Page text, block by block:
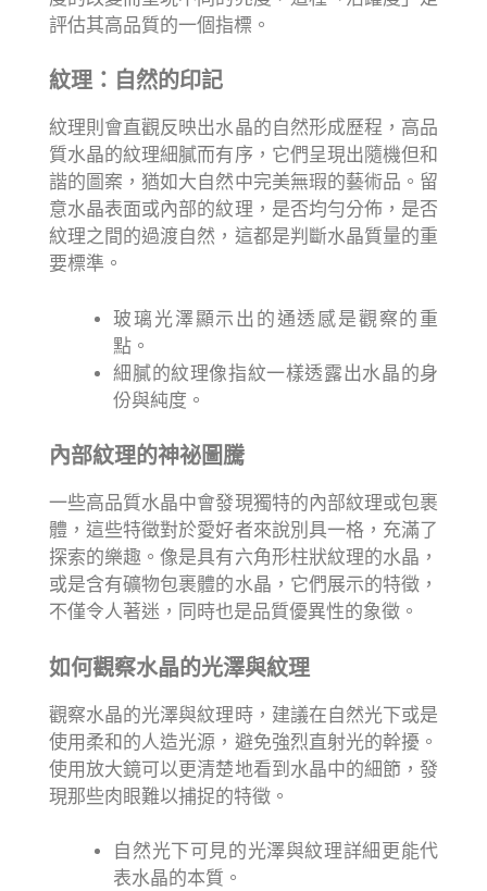
評估其高品質的一個指標。
紋理：自然的印記
紋理則會直觀反映出水晶的自然形成歷程，高品
質水晶的紋理細膩而有序，它們呈現出隨機但和
諧的圖案，猶如大自然中完美無瑕的藝術品。留
意水晶表面或內部的紋理，是否均勻分佈，是否
紋理之間的過渡自然，這都是判斷水晶質量的重
要標準。
玻璃光澤顯示出的通透感是觀察的重
點。
細膩的紋理像指紋一樣透露出水晶的身
份與純度。
內部紋理的神祕圖騰
一些高品質水晶中會發現獨特的內部紋理或包裹
體，這些特徵對於愛好者來說別具一格，充滿了
探索的樂趣。像是具有六角形柱狀紋理的水晶，
或是含有礦物包裹體的水晶，它們展示的特徵，
不僅令人著迷，同時也是品質優異性的象徵。
如何觀察水晶的光澤與紋理
觀察水晶的光澤與紋理時，建議在自然光下或是
使用柔和的人造光源，避免強烈直射光的幹擾。
使用放大鏡可以更清楚地看到水晶中的細節，發
現那些肉眼難以捕捉的特徵。
自然光下可見的光澤與紋理詳細更能代
表水晶的本質。